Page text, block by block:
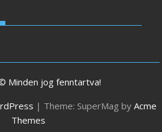
Minden jog fenntartva!
| Theme: SuperMag by Acme
Themes